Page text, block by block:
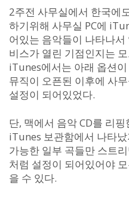
2주전 사무실에서 한국에
하기위해 사무실 PC에
어있는 음악들이 나타나
비스가 열린 기점인지는
iTunes에서는 아래 옵션
뮤직이 오픈된 이후에 사
설정이 되어있었다.
단, 맥에서 음악 CD를 리
iTunes 보관함에서 나타
가능한 일부 곡들만 스트
처럼 설정이 되어있어야
을 수 있다.